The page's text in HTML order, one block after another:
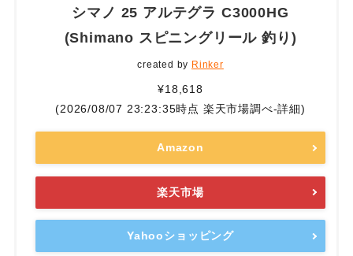
シマノ 25 アルテグラ C3000HG
(Shimano スピニングリール 釣り)
created by Rinker
¥18,618
(2026/08/07 23:23:35時点 楽天市場調べ-詳細)
Amazon
楽天市場
Yahooショッピング